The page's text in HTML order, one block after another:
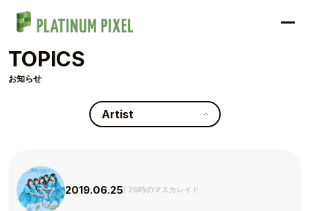
TOPICS
お知らせ
Artist
2019.06.25 26時のマスカレイド